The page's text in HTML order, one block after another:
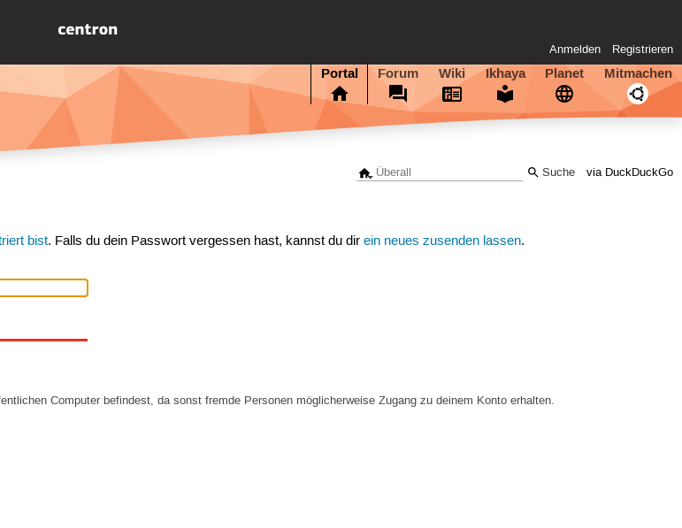
Anmelden Registrieren
Portal Forum Wiki Ikhaya Planet Mitmachen
via DuckDuckGo
bist. Falls du dein Passwort vergessen hast, kannst du direin neues zusenden lassen.
Computer befindest, da sonst fremde Personen möglicherweise Zugang zu deinem Konto erhalten.